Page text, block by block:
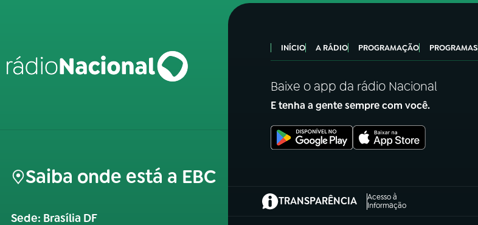
Saiba onde está a EBC
Sede: Brasília DF
INÍCIO A RÁDIO PROGRAMAÇÃO PROGRAMAS
Baixe o app da rádio Nacional
E tenha a gente sempre com você.
TRANSPARÊNCIA
Acesso à
Informação
(abre em nova aba)